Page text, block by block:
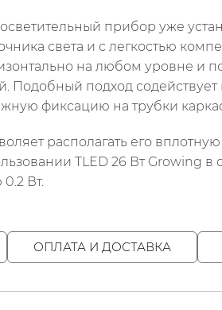
прибор уже
света и с легкостью
на любом уровне и
Подобный подход
фиксацию на трубки
располагать его
TLED 26 Вт Growing в
Вт.
ОПЛАТА И ДОСТАВКА